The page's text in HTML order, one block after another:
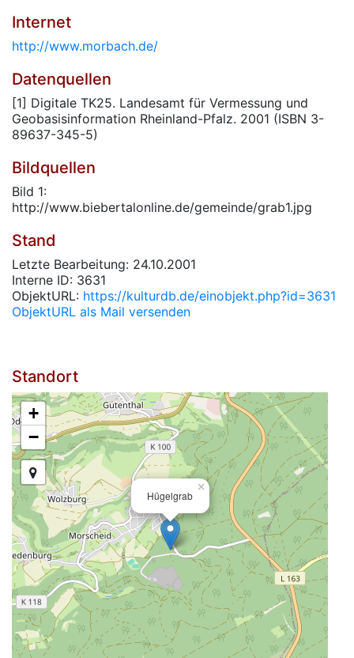
Internet
http://www.morbach.de/
Datenquellen
[1] Digitale TK25. Landesamt für Vermessung und
Geobasisinformation Rheinland-Pfalz. 2001 (ISBN 3-
89637-345-5)
Bildquellen
Bild 1:
http://www.biebertalonline.de/gemeinde/grab1.jpg
Stand
Letzte Bearbeitung: 24.10.2001
Interne ID: 3631
ObjektURL: https://kulturdb.de/einobjekt.php?id=3631
ObjektURL als Mail versenden
Standort
Hügelgrab
×
+
−